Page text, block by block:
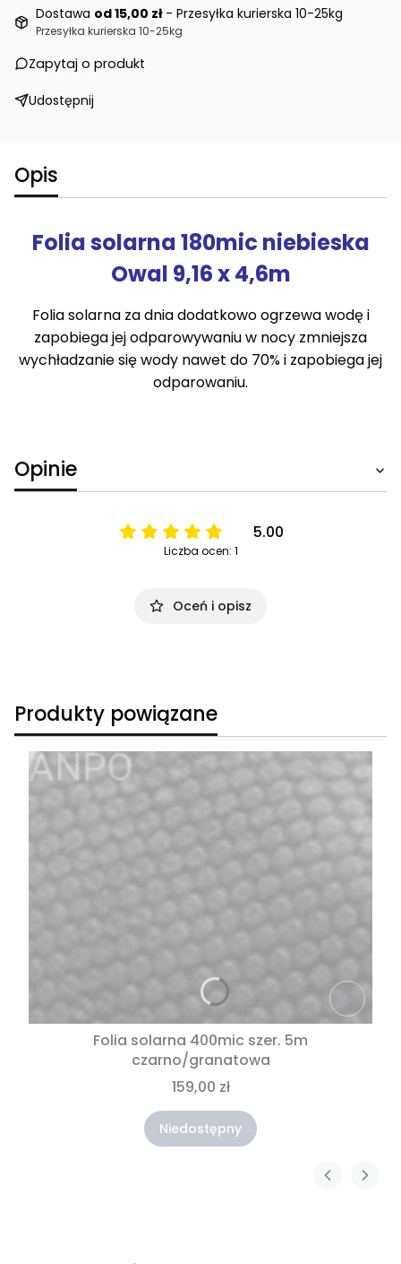
Dostawa od 15,00 zł - Przesyłka kurierska 10-25kg
Przesyłka kurierska 10-25kg
Zapytaj o produkt
Udostępnij
Opis
Folia solarna 180mic niebieska
Owal 9,16 x 4,6m
Folia solarna za dnia dodatkowo ogrzewa wodę i
zapobiega jej odparowywaniu w nocy zmniejsza
wychładzanie się wody nawet do 70% i zapobiega jej
odparowaniu.
Opinie
5.00
Liczba ocen: 1
Oceń i opisz
Produkty powiązane
Folia solarna 400mic szer. 5m
czarno/granatowa
159,00 zł
Niedostępny